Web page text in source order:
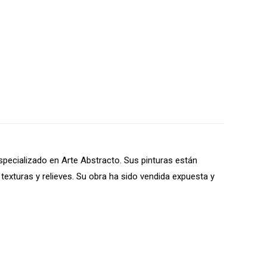
en Arte Abstracto. Sus pinturas están
y relieves. Su obra ha sido vendida expuesta y